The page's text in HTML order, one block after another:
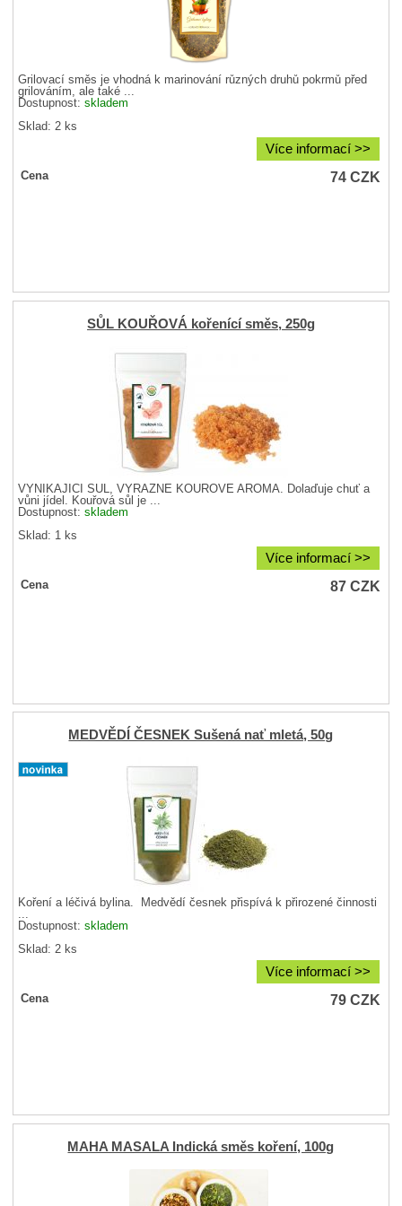
Grilovací směs je vhodná k marinování různých druhů pokrmů před
grilováním, ale také ...
Dostupnost:skladem
Sklad: 2 ks
Více informací >>
Cena 74CZK
SŮL KOUŘOVÁ kořenící směs, 250g
VYNIKAJÍCÍ SŮL, VÝRAZNÉ KOUŘOVÉ AROMA. Dolaďuje chuť a
vůni jídel. Kouřová sůl je ...
Dostupnost:skladem
Sklad: 1 ks
Více informací >>
Cena 87CZK
MEDVĚDÍ ČESNEK Sušená nať mletá, 50g
Koření a léčivá bylina. Medvědí česnek přispívá k přirozené činnosti
...
Dostupnost:skladem
Sklad: 2 ks
Více informací >>
Cena 79CZK
MAHA MASALA Indická směs koření, 100g